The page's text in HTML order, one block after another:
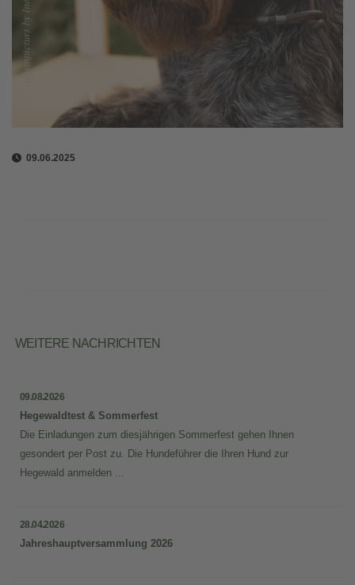
09.06.2025
WEITERE NACHRICHTEN
09.08.2026
Hegewaldtest & Sommerfest
Die Einladungen zum diesjährigen Sommerfest gehen Ihnen
gesondert per Post zu. Die Hundeführer die Ihren Hund zur
Hegewald anmelden ...
28.04.2026
Jahreshauptversammlung 2026